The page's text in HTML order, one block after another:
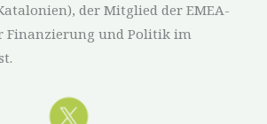
der Mitglied der EMEA-
Finanzierung und Politik im